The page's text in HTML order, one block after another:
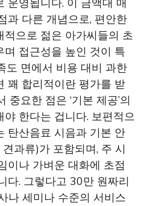
운영됩니다. 이 금액대 매
과 다른 개념으로, 편안한
적으로 젊은 아가씨들의 초
접근성을 높인 것이 특
도 면에서 비용 대비 과한
꽤 합리적이란 평가를 받
중요한 점은 ‘기본 제공’의
한다는 겁니다. 보편적으
탄산음료 시음과 기본 안
과류)가 포함되며, 주 시
이나 가벼운 대화에 초점
다. 그렇다고 30만 원짜리
나 세미나 수준의 서비스